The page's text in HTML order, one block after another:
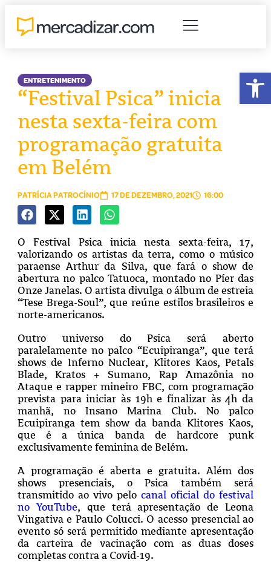
ENTRETENIMENTO
“Festival Psica” inicia
nesta sexta-feira com
programação gratuita
em Belém
PATRÍCIA PATROCÍNIO 17 DE DEZEMBRO, 2021 16:00
O Festival Psica inicia nesta sexta-feira, 17,
valorizando os artistas da terra, como o músico
paraense Arthur da Silva, que fará o show de
abertura no palco Tatuoca, montado no Píer das
Onze Janelas. O artista divulga o álbum de estreia
“Tese Brega-Soul”, que reúne estilos brasileiros e
norte-americanos.
Outro universo do Psica será aberto
paralelamente no palco “Ecuipiranga”, que terá
shows de Inferno Nuclear, Klitores Kaos, Petals
Blade, Kratos + Sumano, Rap Amazônia no
Ataque e rapper mineiro FBC, com programação
prevista para iniciar às 19h e finalizar às 4h da
manhã, no Insano Marina Club. No palco
Ecuipiranga tem show da banda Klitores Kaos,
que é a única banda de hardcore punk
exclusivamente feminina de Belém.
A programação é aberta e gratuita. Além dos
shows presenciais, o Psica também será
transmitido ao vivo pelocanal oficial do festival
no YouTube, que terá apresentação de Leona
Vingativa e Paulo Colucci. O acesso presencial ao
evento só será permitido mediante apresentação
da carteira de vacinação com as duas doses
completas contra a Covid-19.